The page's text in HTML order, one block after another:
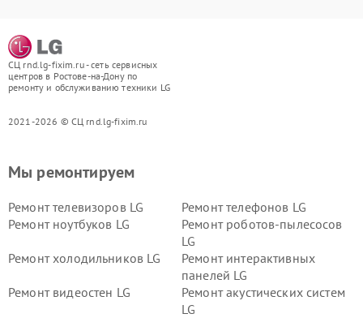
СЦ rnd.lg-fixim.ru - сеть сервисных
центров в Ростове-на-Дону по
ремонту и обслуживанию техники LG
2021-2026 © СЦ rnd.lg-fixim.ru
Мы ремонтируем
Ремонт телевизоров LG
Ремонт телефонов LG
Ремонт ноутбуков LG
Ремонт роботов-пылесосов
LG
Ремонт холодильников LG
Ремонт интерактивных
панелей LG
Ремонт видеостен LG
Ремонт акустических систем
LG